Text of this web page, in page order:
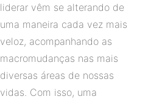
liderar vêm se alterando de
uma maneira cada vez mais
veloz, acompanhando as
macromudanças nas mais
diversas áreas de nossas
vidas. Com isso, uma